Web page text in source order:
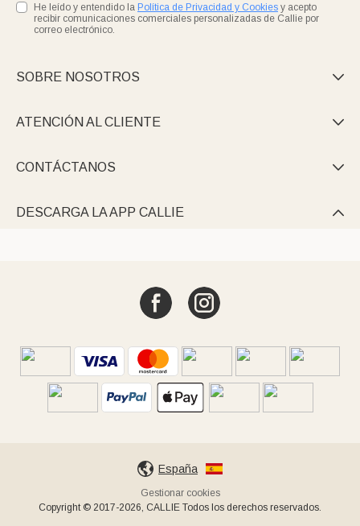
He leído y entendido la Política de Privacidad y Cookies y acepto
recibir comunicaciones comerciales personalizadas de Callie por
correo electrónico.
SOBRE NOSOTROS 
ATENCIÓN AL CLIENTE 
CONTÁCTANOS 
DESCARGA LA APP CALLIE 
España
Gestionar cookies
Copyright © 2017-2026, CALLIE Todos los derechos reservados.